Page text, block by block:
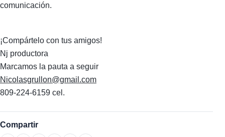
comunicación.
¡Compártelo con tus amigos!
Nj productora
Marcamos la pauta a seguir
Nicolasgrullon@gmail.com
809-224-6159 cel.
Compartir